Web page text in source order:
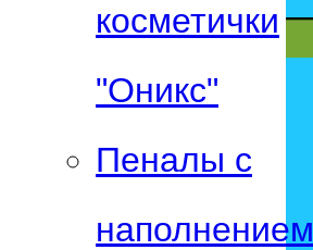
косметички
"Оникс"
Пеналы с
наполнением